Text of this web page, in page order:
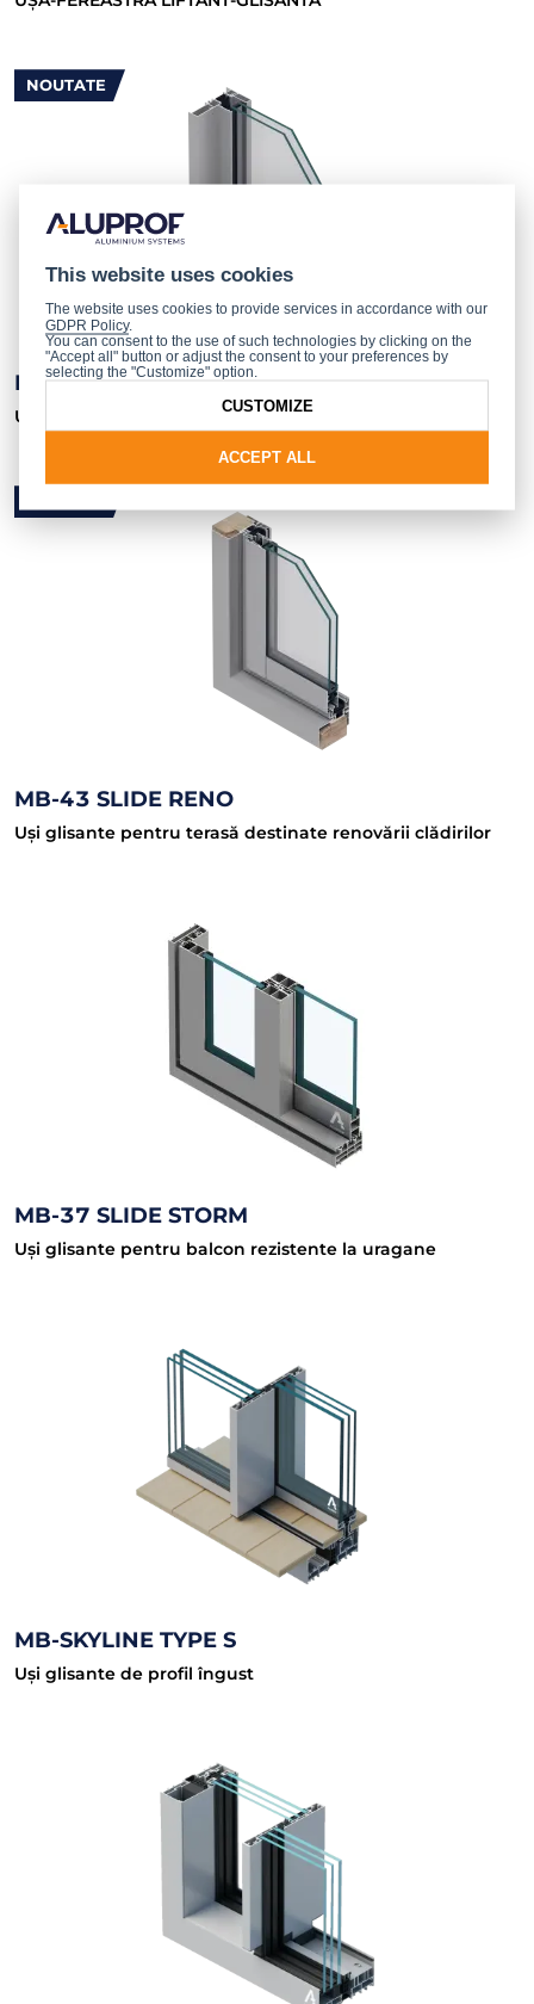
NOUTATE
MB-43 SLIDE MONO
Uși glisante pentru terasă
MB-43 SLIDE RENO
Uși glisante pentru terasă destinate renovării clădirilor
MB-37 SLIDE STORM
Uși glisante pentru balcon rezistente la uragane
MB-SKYLINE TYPE S
Uși glisante de profil îngust
This website uses cookies
The website uses cookies to provide services in accordance with our
GDPR Policy.
You can consent to the use of such technologies by clicking on the
"Accept all" button or adjust the consent to your preferences by
selecting the "Customize" option.
ACCEPT ALL
CUSTOMIZE